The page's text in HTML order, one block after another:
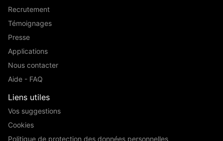
Recrutement
Témoignages
Presse
Applications
Nous contacter
Aide - FAQ
Liens utiles
Vos suggestions
Cookies
Politique de protection des données personnelles